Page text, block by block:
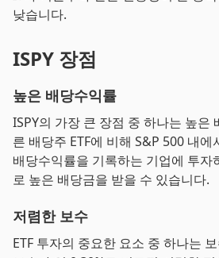
낮습니다.
ISPY 장점
높은 배당수익률
ISPY의 가장 큰 장점 중 하나는 높은
른 배당주 ETF에 비해 S&P 500 내
배당수익률을 기록하는 기업에 투자
로 높은 배당금을 받을 수 있습니다.
저렴한 보수
ETF 투자의 중요한 요소 중 하나는